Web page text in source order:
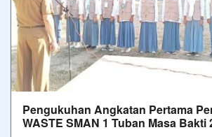
Pengukuhan Angkatan Pertama
WASTE SMAN 1 Tuban Masa Bakti